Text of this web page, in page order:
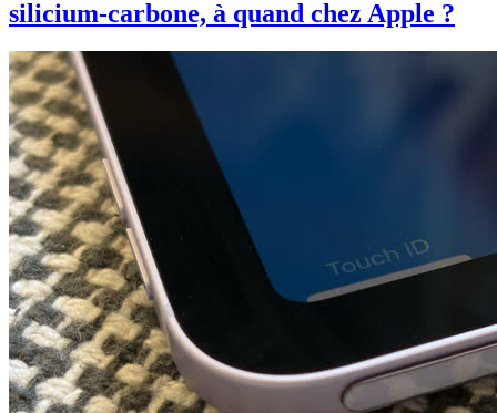
silicium-carbone, à quand chez Apple ?